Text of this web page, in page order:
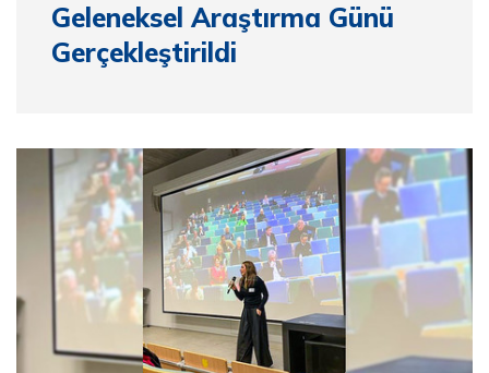
Geleneksel Araştırma Günü
Gerçekleştirildi